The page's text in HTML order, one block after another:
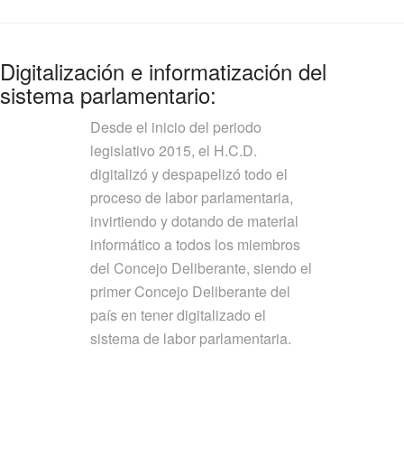
Digitalización e informatización del
sistema parlamentario:
Desde el inicio del periodo
legislativo 2015, el H.C.D.
digitalizó y despapelizó todo el
proceso de labor parlamentaria,
invirtiendo y dotando de material
informático a todos los miembros
del Concejo Deliberante, siendo el
primer Concejo Deliberante del
país en tener digitalizado el
sistema de labor parlamentaria.